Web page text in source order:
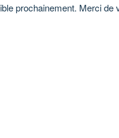
prochainement. Merci de